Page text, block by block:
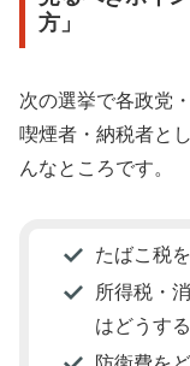
方」
次の選挙で各政党
喫煙者・納税者と
んなところです。
たばこ税
所得税・
はどうす